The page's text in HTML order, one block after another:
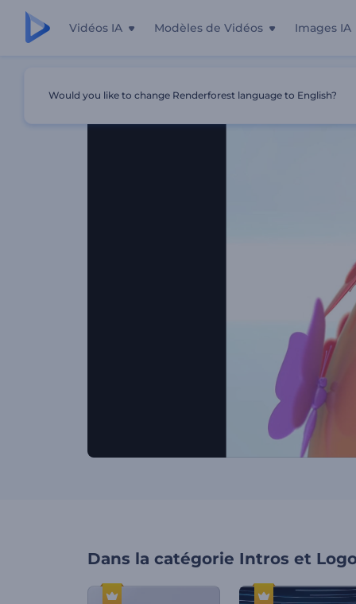
Vidéos IA Modèles de Vidéos Images IA
Dans la catégorie Intros et
Would you like to change Renderforest language to English?